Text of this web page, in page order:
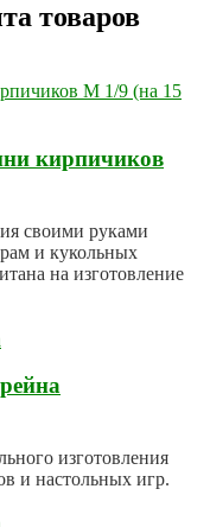
товаров
кирпичиков
своими руками
и кукольных
на изготовление
изготовления
и настольных игр.